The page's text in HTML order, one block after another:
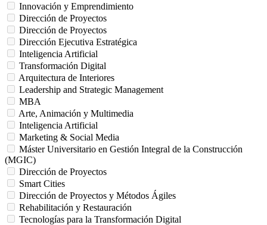
Innovación y Emprendimiento
Dirección de Proyectos
Dirección de Proyectos
Dirección Ejecutiva Estratégica
Inteligencia Artificial
Transformación Digital
Arquitectura de Interiores
Leadership and Strategic Management
MBA
Arte, Animación y Multimedia
Inteligencia Artificial
Marketing & Social Media
Máster Universitario en Gestión Integral de la Construcción
(MGIC)
Dirección de Proyectos
Smart Cities
Dirección de Proyectos y Métodos Ágiles
Rehabilitación y Restauración
Tecnologías para la Transformación Digital